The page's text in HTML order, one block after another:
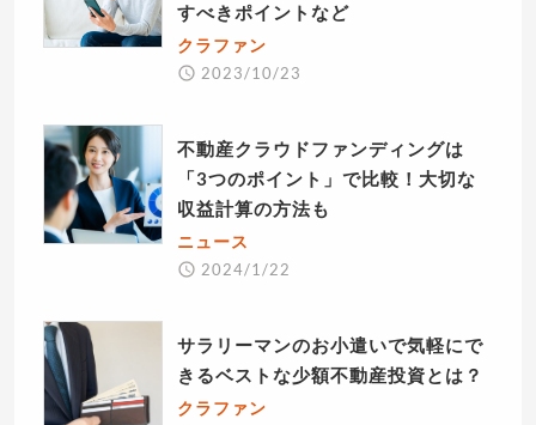
すべきポイントなど
クラファン
2023/10/23
不動産クラウドファンディングは
「3つのポイント」で比較！大切な
収益計算の方法も
ニュース
2024/1/22
サラリーマンのお小遣いで気軽にで
きるベストな少額不動産投資とは？
クラファン